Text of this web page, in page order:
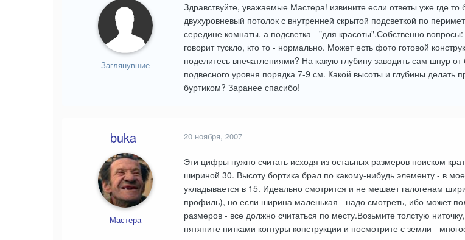
Заглянувшие
Здравствуйте, уважаемые Мастера! извините если ответы уже где
двухуровневый потолок с внутренней скрытой подсветкой по
середине комнаты, а подсветка - "для красоты".Собственно
говорит тускло, кто то - нормально. Может есть фото готовой
поделитесь впечатлениями? На какую глубину заводить сам шнур
подвесного уровня порядка 7-9 см. Какой высоты и глубины делать
буртиком? Заранее спасибо!
buka
Мастера
20 ноября, 2007
Эти цифры нужно считать исходя из остаьных размеров поиском
шириной 30. Высоту бортика брал по какому-нибудь элементу - в
укладывается в 15. Идеально смотрится и не мешает галогенам
профиль), но если ширина маленькая - надо смотреть, ибо может
размеров - все должно считаться по месту.Возьмите толстую
нятяните нитками контуры конструкции и посмотрите с земли -